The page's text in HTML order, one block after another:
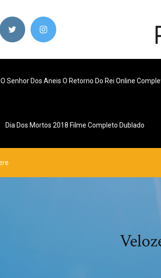
O Senhor Dos Aneis O Retorno Do Rei Online
Dia Dos Mortos 2018 Filme Completo Dublado